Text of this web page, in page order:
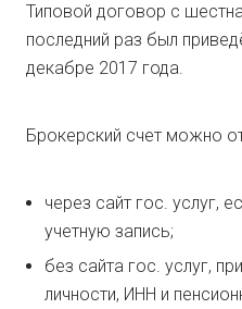
Типовой договор с
последний раз был
декабре 2017 года.
Брокерский счет можно
через сайт гос. услуг,
учетную запись;
без сайта гос. услуг,
личности, ИНН и